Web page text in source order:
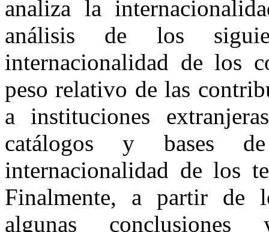
analiza la
análisis de los
internacionalidad de los
peso relativo de las
a instituciones
catálogos y bases
internacionalidad de los
Finalmente, a partir de
algunas